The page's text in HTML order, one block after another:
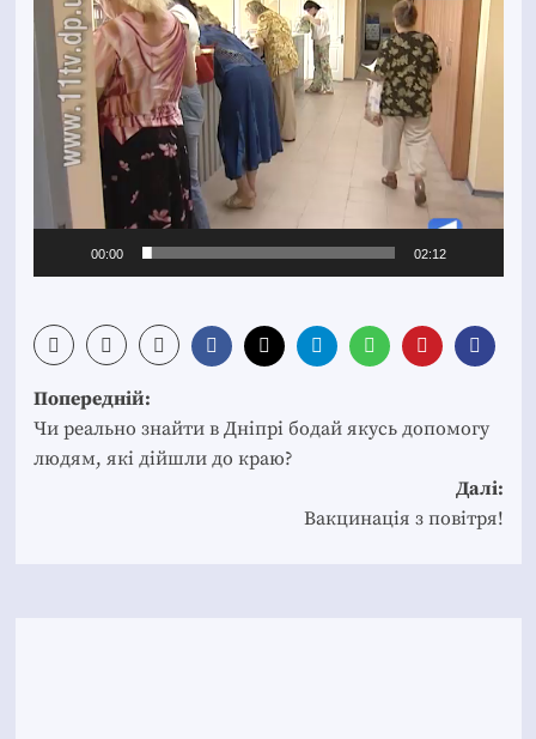
00:00 02:12
Post
navigation
Попередній:
Чи реально знайти в Дніпрі бодай якусь допомогу
людям, які дійшли до краю?
Далі:
Вакцинація з повітря!